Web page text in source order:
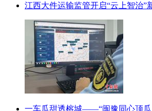
江西大件运输监管开启“云上智治”
一车瓜甜透榕城——“闽豫同心顶瓜